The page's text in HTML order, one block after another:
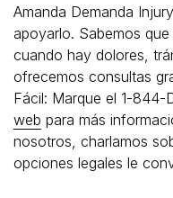
Amanda Demanda
apoyarlo. Sabemos
cuando hay dolores,
ofrecemos consultas
Fácil: Marque el 1-844-
web para más
nosotros, charlamos
opciones legales le